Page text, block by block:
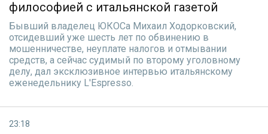
философией с итальянской газетой
Бывший владелец ЮКОСа Михаил Ходорковский,
отсидевший уже шесть лет по обвинению в
мошенничестве, неуплате налогов и отмывании
средств, а сейчас судимый по второму уголовному
делу, дал эксклюзивное интервью итальянскому
еженедельнику L'Espresso.
23:18